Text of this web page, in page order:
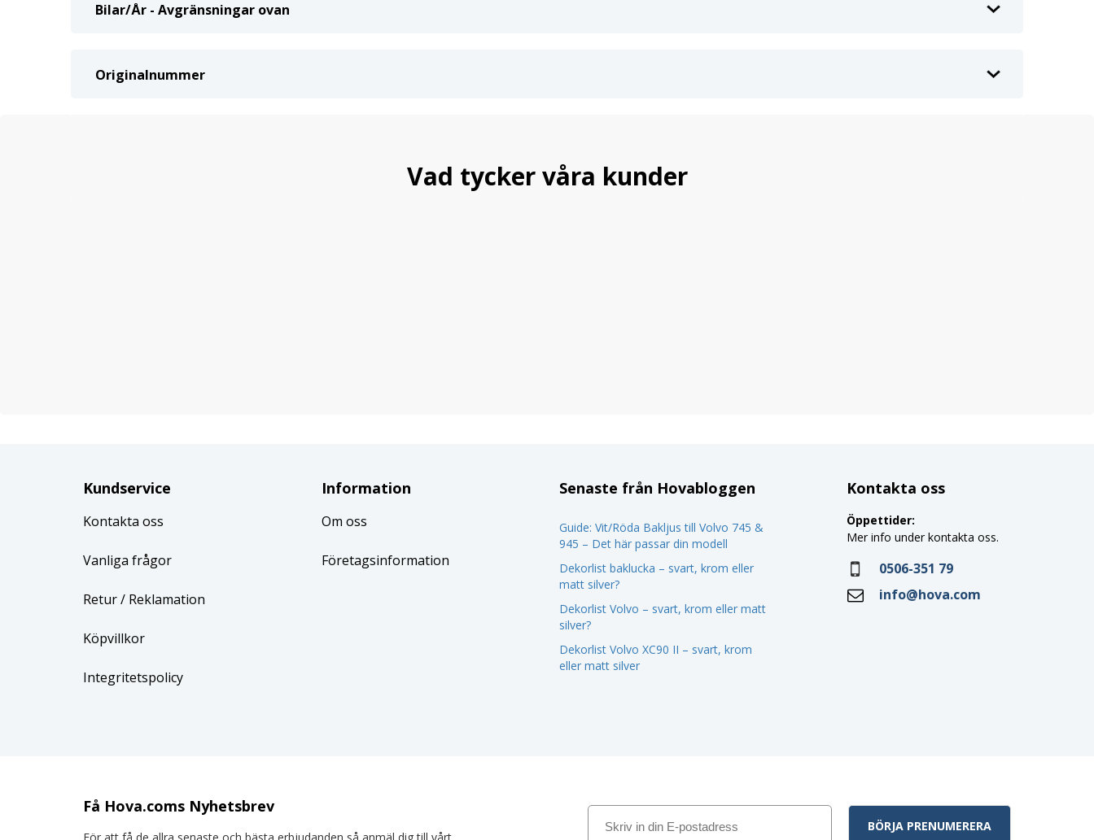
Bilar/År - Avgränsningar ovan
Originalnummer
Vad tycker våra kunder
Kundservice
Kontakta oss
Vanliga frågor
Retur/ Reklamation
Köpvillkor
Integritetspolicy
Information
Om oss
Företagsinformation
Senaste från Hovabloggen
Guide: Vit/Röda Bakljus till Volvo 745 &
945 – Det här passar din modell
Dekorlist baklucka – svart, krom eller
matt silver?
Dekorlist Volvo – svart, krom eller matt
silver?
Dekorlist Volvo XC90 II – svart, krom
eller matt silver
Kontakta oss
Öppettider:
Mer info under kontakta oss.
0506-351 79
info@hova.com
Få Hova.coms Nyhetsbrev